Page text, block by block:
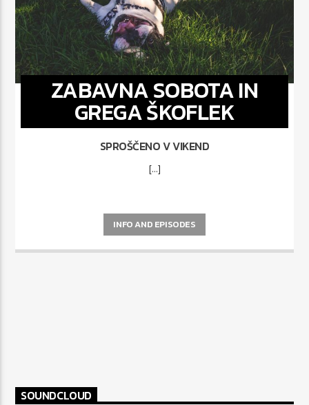
ZABAVNA SOBOTA IN
GREGA ŠKOFLEK
SPROŠČENO V VIKEND
[...]
INFO AND EPISODES
SOUNDCLOUD